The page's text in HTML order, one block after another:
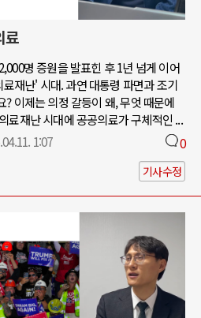
료
명 증원을 발표힌 후 1년 넘게 이어
재난' 시대. 과연 대통령 파면과 조기
이제는 의정 갈등이 왜, 무엇 때문에
료재난 시대에 공공의료가 구체적인 ...
1:07 0
기사수정